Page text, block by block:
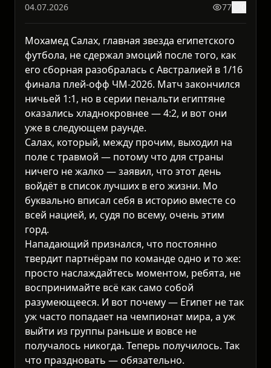
04.07.2026 77
Мохамед Салах, главная звезда египетского
футбола, не сдержал эмоций после того, как
его сборная разобралась с Австралией в 1/16
финала плей-офф ЧМ-2026. Матч закончился
ничьей 1:1, но в серии пенальти египтяне
оказались хладнокровнее — 4:2, и вот они
уже в следующем раунде.
Салах, который, между прочим, выходил на
поле с травмой — потому что для страны
ничего не жалко — заявил, что этот день
войдёт в список лучших в его жизни. Мо
буквально вписал себя в историю вместе со
всей нацией, и, судя по всему, очень этим
горд.
Нападающий признался, что постоянно
твердит партнёрам по команде одно и то же:
просто наслаждайтесь моментом, ребята, не
воспринимайте всё как само собой
разумеющееся. И вот почему — Египет не так
уж часто попадает на чемпионат мира, а уж
выйти из группы раньше и вовсе не
получалось никогда. Теперь получилось. Так
что праздновать — обязательно.